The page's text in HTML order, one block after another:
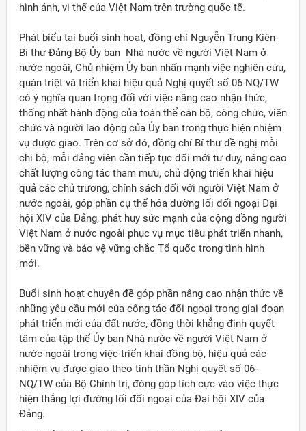
hình ảnh, vị thế của Việt Nam trên trường quốc tế.
Phát biểu tại buổi sinh hoạt, đồng chí Nguyễn Trung Kiên-
Bí thư Đảng Bộ Ủy ban Nhà nước về người Việt Nam ở
nước ngoài, Chủ nhiệm Ủy ban nhấn mạnh việc nghiên cứu,
quán triệt và triển khai hiệu quả Nghị quyết số 06-NQ/TW
có ý nghĩa quan trọng đối với việc nâng cao nhận thức,
thống nhất hành động của toàn thể cán bộ, công chức, viên
chức và người lao động của Ủy ban trong thực hiện nhiệm
vụ được giao. Trên cơ sở đó, đồng chí Bí thư đề nghị mỗi
chi bộ, mỗi đảng viên cần tiếp tục đổi mới tư duy, nâng cao
chất lượng công tác tham mưu, chủ động triển khai hiệu
quả các chủ trương, chính sách đối với người Việt Nam ở
nước ngoài, góp phần cụ thể hóa đường lối đối ngoại Đại
hội XIV của Đảng, phát huy sức mạnh của cộng đồng người
Việt Nam ở nước ngoài phục vụ mục tiêu phát triển nhanh,
bền vững và bảo vệ vững chắc Tổ quốc trong tình hình
mới.
Buổi sinh hoạt chuyên đề góp phần nâng cao nhận thức về
những yêu cầu mới của công tác đối ngoại trong giai đoạn
phát triển mới của đất nước, đồng thời khẳng định quyết
tâm của tập thể Ủy ban Nhà nước về người Việt Nam ở
nước ngoài trong việc triển khai đồng bộ, hiệu quả các
nhiệm vụ được giao theo tinh thần Nghị quyết số 06-
NQ/TW của Bộ Chính trị, đóng góp tích cực vào việc thực
hiện thắng lợi đường lối đối ngoại của Đại hội XIV của
Đảng.